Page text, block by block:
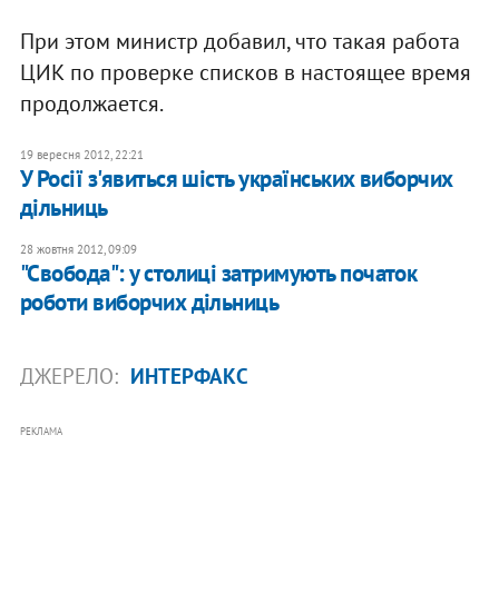
При этом министр добавил, что такая работа
ЦИК по проверке списков в настоящее время
продолжается.
19 вересня 2012, 22:21
У Росії з'явиться шість українських виборчих
дільниць
28 жовтня 2012, 09:09
"Свобода": у столиці затримують початок
роботи виборчих дільниць
ДЖЕРЕЛО: ИНТЕРФАКС
РЕКЛАМА